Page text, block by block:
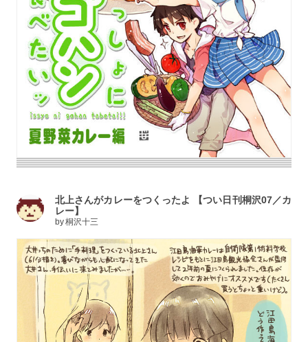
北上さんがカレーをつくったよ 【つい日刊桐沢07／カ
レー】
by桐沢十三